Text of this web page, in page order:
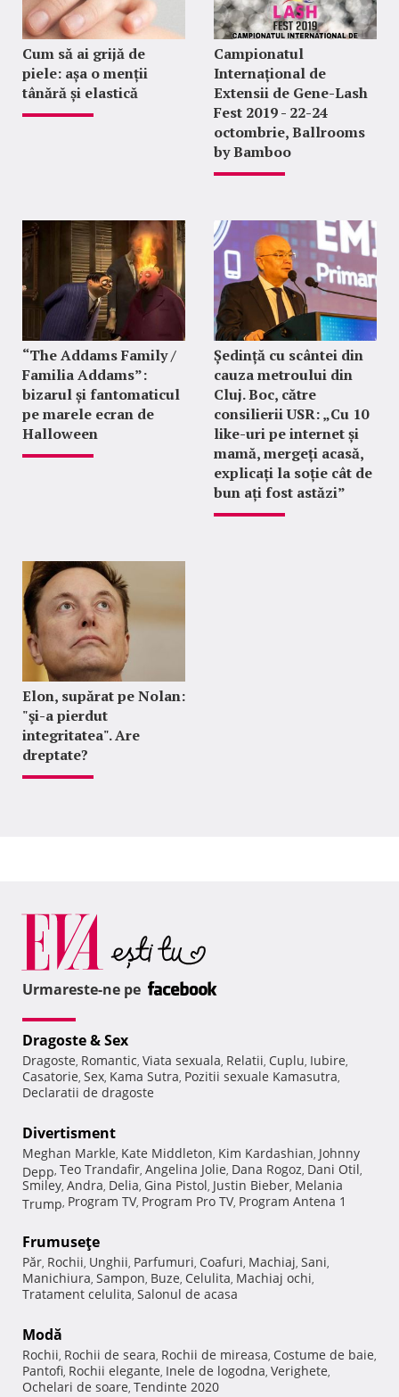
Cum să ai grijă de
piele: așa o menții
tânără și elastică
Campionatul
Internațional de
Extensii de Gene-Lash
Fest 2019 - 22-24
octombrie, Ballrooms
by Bamboo
“The Addams Family /
Familia Addams”:
bizarul și fantomaticul
pe marele ecran de
Halloween
Ședință cu scântei din
cauza metroului din
Cluj. Boc, către
consilierii USR: „Cu 10
like-uri pe internet și
mamă, mergeți acasă,
explicați la soție cât de
bun ați fost astăzi”
Elon, supărat pe Nolan:
"şi-a pierdut
integritatea". Are
dreptate?
Urmareste-ne pe
Dragoste & Sex
Dragoste, Romantic, Viata sexuala, Relatii, Cuplu, Iubire,
Casatorie, Sex, Kama Sutra, Pozitii sexuale Kamasutra,
Declaratii de dragoste
Divertisment
Meghan Markle, Kate Middleton, Kim Kardashian, Johnny
Depp, Teo Trandafir, Angelina Jolie, Dana Rogoz, Dani Otil,
Smiley, Andra, Delia, Gina Pistol, Justin Bieber, Melania
Trump, Program TV, Program Pro TV, Program Antena 1
Frumuseţe
Păr, Rochii, Unghii, Parfumuri, Coafuri, Machiaj, Sani,
Manichiura, Sampon, Buze, Celulita, Machiaj ochi,
Tratament celulita, Salonul de acasa
Modă
Rochii, Rochii de seara, Rochii de mireasa, Costume de baie,
Pantofi, Rochii elegante, Inele de logodna, Verighete,
Ochelari de soare, Tendinte 2020